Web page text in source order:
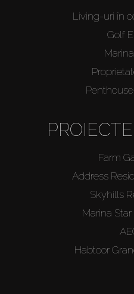
Living-uri în
Golf
Farm
Address
Skyhills
Marina
Habtoor